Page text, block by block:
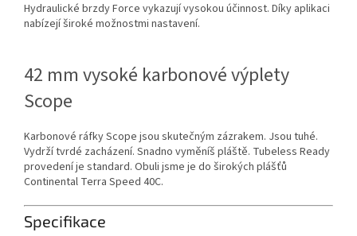
Hydraulické brzdy Force vykazují vysokou účinnost. Díky aplikaci
nabízejí široké možnostmi nastavení.
42 mm vysoké karbonové výplety
Scope
Karbonové ráfky Scope jsou skutečným zázrakem. Jsou tuhé.
Vydrží tvrdé zacházení. Snadno vyměníš pláště. Tubeless Ready
provedení je standard. Obuli jsme je do širokých plášťů
Continental Terra Speed 40C.
Specifikace